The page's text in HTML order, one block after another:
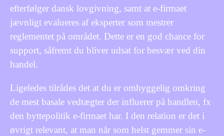
efterfølger dansk lovgivning, samt at e-firmaet
jævnligt evalueres af eksperter som mestrer
reglementet på området. Dette er en god chance for
support, såfremt du bliver udsat for besvær ved din
handel.
Ligeledes tilrådes det at du er omhyggelig omkring
de mest basale vedtægter der influerer på handlen, fx
den byttepolitik e-firmaet har. I den relation er det i
øvrigt relevant, at man når som helst gemmer sin e-